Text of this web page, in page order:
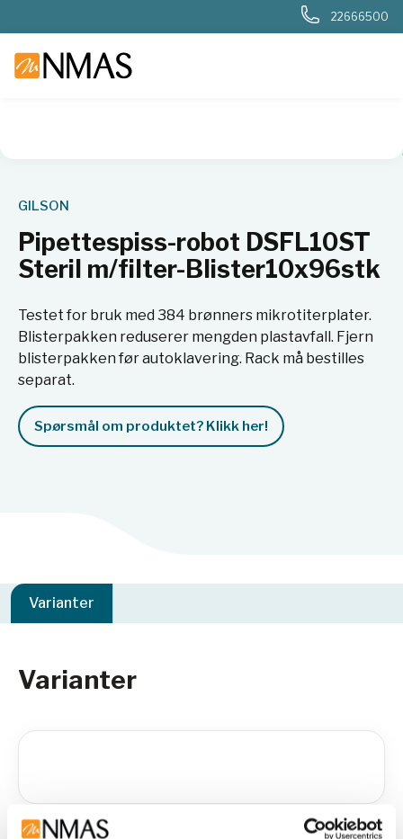
22666500
GILSON
Pipettespiss-robot DSFL10ST
Steril m/filter-Blister10x96stk
Testet for bruk med 384 brønners mikrotiterplater.
Blisterpakken reduserer mengden plastavfall. Fjern
blisterpakken før autoklavering. Rack må bestilles
separat.
Spørsmål om produktet? Klikk her!
Varianter
Varianter